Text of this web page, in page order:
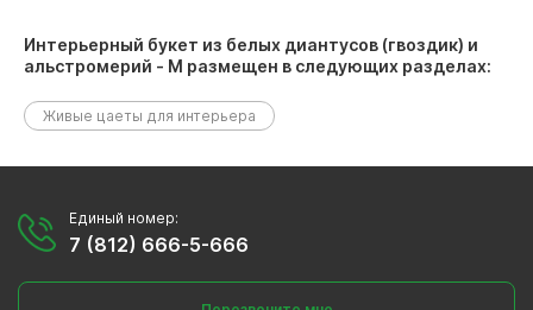
Интерьерный букет из белых диантусов (гвоздик) и
альстромерий - М размещен в следующих разделах:
Живые цаеты для интерьера
Единый номер:
7 (812) 666-5-666